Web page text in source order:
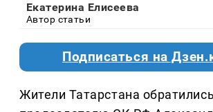
Екатерина Елисеева
Автор статьи
Подписаться на
Жители Татарстана